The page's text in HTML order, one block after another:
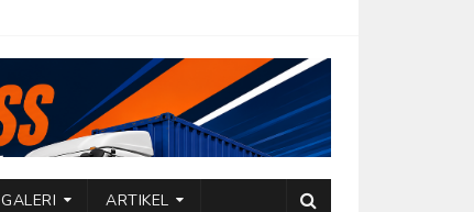
GALERI ARTIKEL